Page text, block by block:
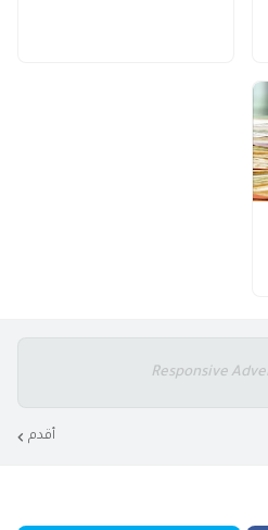
Responsive
أقدم